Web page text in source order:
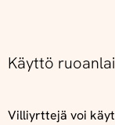
Käyttö
Villiyrttejä voi